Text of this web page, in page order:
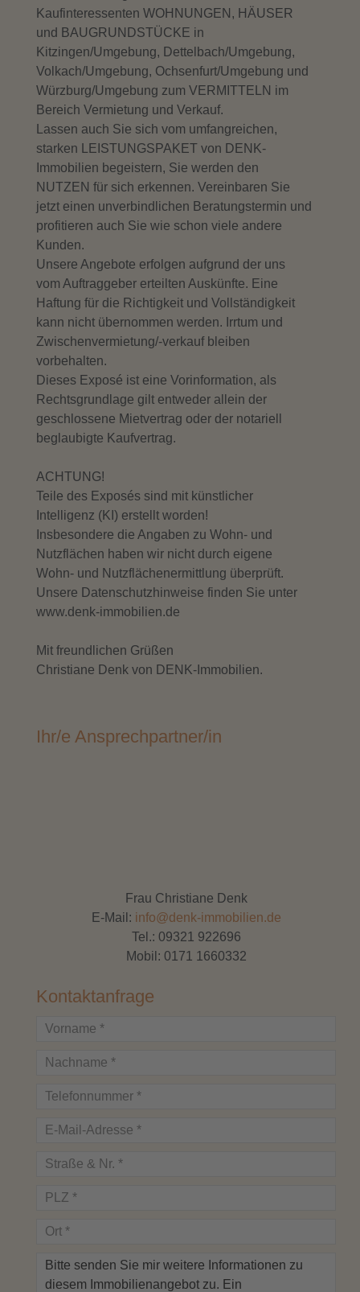
Kaufinteressenten WOHNUNGEN, HÄUSER
und BAUGRUNDSTÜCKE in
Kitzingen/Umgebung, Dettelbach/Umgebung,
Volkach/Umgebung, Ochsenfurt/Umgebung und
Würzburg/Umgebung zum VERMITTELN im
Bereich Vermietung und Verkauf.
Lassen auch Sie sich vom umfangreichen,
starken LEISTUNGSPAKET von DENK-
Immobilien begeistern, Sie werden den
NUTZEN für sich erkennen. Vereinbaren Sie
jetzt einen unverbindlichen Beratungstermin und
profitieren auch Sie wie schon viele andere
Kunden.
Unsere Angebote erfolgen aufgrund der uns
vom Auftraggeber erteilten Auskünfte. Eine
Haftung für die Richtigkeit und Vollständigkeit
kann nicht übernommen werden. Irrtum und
Zwischenvermietung/-verkauf bleiben
vorbehalten.
Dieses Exposé ist eine Vorinformation, als
Rechtsgrundlage gilt entweder allein der
geschlossene Mietvertrag oder der notariell
beglaubigte Kaufvertrag.
ACHTUNG!
Teile des Exposés sind mit künstlicher
Intelligenz (KI) erstellt worden!
Insbesondere die Angaben zu Wohn- und
Nutzflächen haben wir nicht durch eigene
Wohn- und Nutzflächenermittlung überprüft.
Unsere Datenschutzhinweise finden Sie unter
www.denk-immobilien.de
Mit freundlichen Grüßen
Christiane Denk von DENK-Immobilien.
Ihr/e Ansprechpartner/in
Frau Christiane Denk
E-Mail: info@denk-immobilien.de
Tel.: 09321 922696
Mobil: 0171 1660332
Kontaktanfrage